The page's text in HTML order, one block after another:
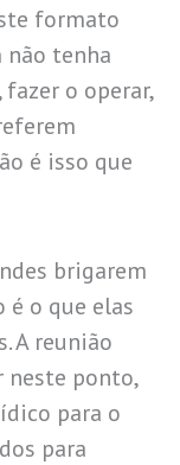
formato
não tenha
o operar,
é isso que
brigarem
é o que elas
A reunião
neste ponto,
para o
para